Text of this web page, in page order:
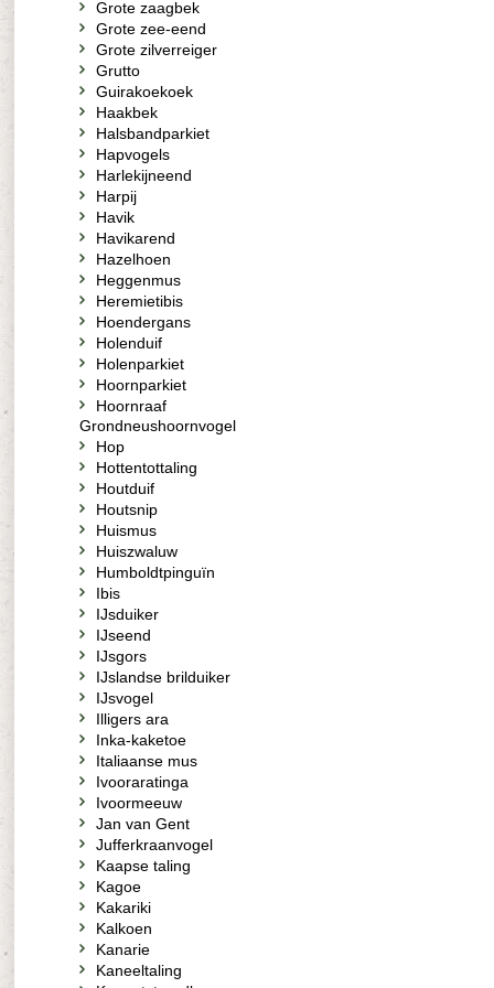
Grote zaagbek
Grote zee-eend
Grote zilverreiger
Grutto
Guirakoekoek
Haakbek
Halsbandparkiet
Hapvogels
Harlekijneend
Harpij
Havik
Havikarend
Hazelhoen
Heggenmus
Heremietibis
Hoendergans
Holenduif
Holenparkiet
Hoornparkiet
Hoornraaf
Grondneushoornvogel
Hop
Hottentottaling
Houtduif
Houtsnip
Huismus
Huiszwaluw
Humboldtpinguïn
Ibis
IJsduiker
IJseend
IJsgors
IJslandse brilduiker
IJsvogel
Illigers ara
Inka-kaketoe
Italiaanse mus
Ivooraratinga
Ivoormeeuw
Jan van Gent
Jufferkraanvogel
Kaapse taling
Kagoe
Kakariki
Kalkoen
Kanarie
Kaneeltaling